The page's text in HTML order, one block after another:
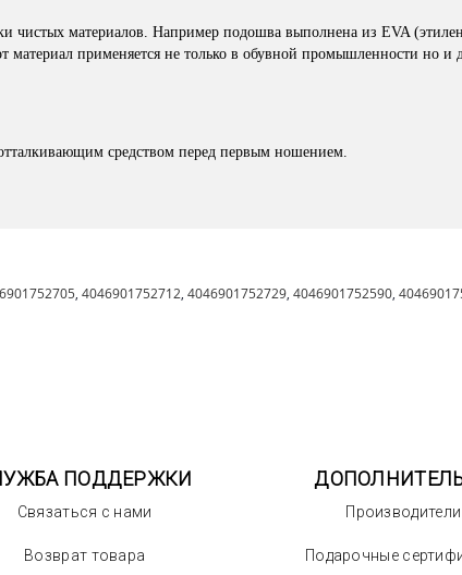
чистых материалов. Например подошва выполнена из EVA
применяется не только в обувной промышленности но и
средством перед первым ношением.
, 4046901752712, 4046901752729, 4046901752590,
ПОДДЕРЖКИ
Связаться с нами
Возврат товара
Производители
Подарочные